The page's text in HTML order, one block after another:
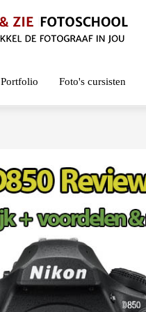
Portfolio Foto's cursisten